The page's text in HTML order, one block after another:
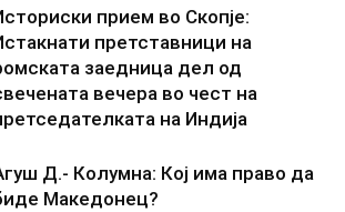
прием во Скопје:
претставници на
заедница дел од
вечера во чест на
на Индија
Д.- Колумна: Кој има право да
Македонец?